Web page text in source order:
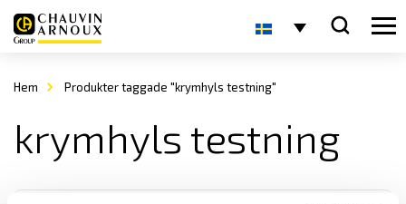
Hem Produkter taggade "krymhyls testning"
krymhyls testning